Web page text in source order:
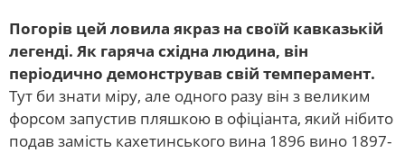
Погорів цей ловила якраз на своїй кавказькій
легенді. Як гаряча східна людина, він
періодично демонстрував свій темперамент.
Тут би знати міру, але одного разу він з великим
форсом запустив пляшкою в офіціанта, який нібито
подав замість кахетинського вина 1896 вино 1897-